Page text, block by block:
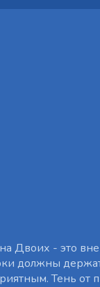
Двоих - это
должны
Тень от